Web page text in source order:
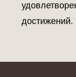
достижений.